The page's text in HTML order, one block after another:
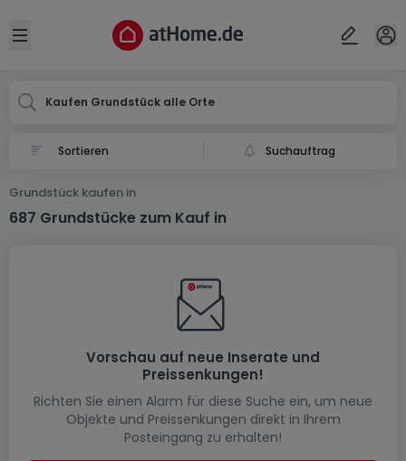
Open sidebar
Kaufen Grundstück alle Orte
Suchauftrag
Grundstück kaufen in
687 Grundstücke zum Kauf in
Vorschau auf neue Inserate und
Preissenkungen!
Richten Sie einen Alarm für diese Suche ein, um neue
Objekte und Preissenkungen direkt in Ihrem
Posteingang zu erhalten!
Ort
Abbrechen ok